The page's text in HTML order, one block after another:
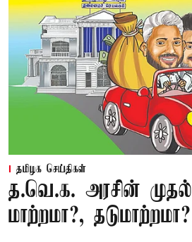
தமிழக செய்திகள்
த.வெ.க. அரசின்
மாற்றமா?, தடுமாற்றமா?